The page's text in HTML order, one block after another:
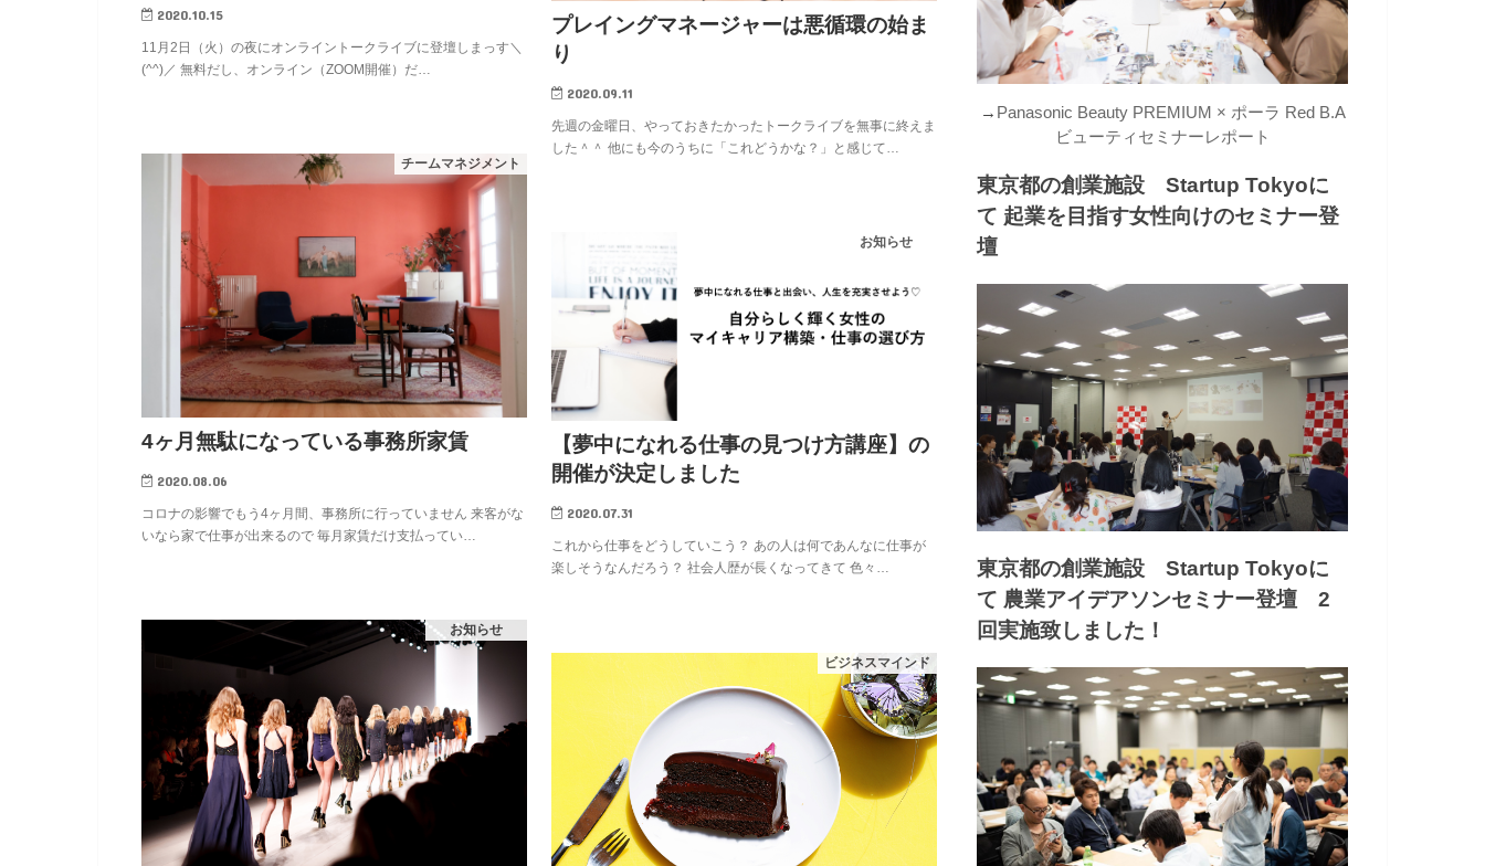
2020.10.15
11月2日（火）の夜にオンライントークライブに登壇しまっす＼
(^^)／ 無料だし、オンライン（ZOOM開催）だ…
プレイングマネージャーは悪循環の始ま
り
2020.09.11
先週の金曜日、やっておきたかったトークライブを無事に終えま
した＾＾ 他にも今のうちに「これどうかな？」と感じて…
チームマネジメント
4ヶ月無駄になっている事務所家賃
2020.08.06
コロナの影響でもう4ヶ月間、事務所に行っていません 来客がな
いなら家で仕事が出来るので 毎月家賃だけ支払ってい…
お知らせ
【夢中になれる仕事の見つけ方講座】の
開催が決定しました
2020.07.31
これから仕事をどうしていこう？ あの人は何であんなに仕事が
楽しそうなんだろう？ 社会人歴が長くなってきて 色々…
お知らせ
ビジネスマインド
→ Panasonic Beauty PREMIUM × ポーラ Red B.A
ビューティセミナーレポート
東京都の創業施設 Startup Tokyoに
て 起業を目指す女性向けのセミナー登
壇
東京都の創業施設 Startup Tokyoに
て 農業アイデアソンセミナー登壇 2
回実施致しました！